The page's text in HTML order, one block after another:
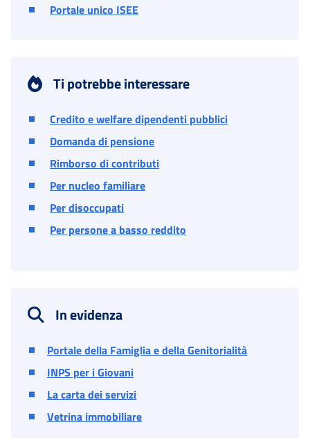
Portale unico ISEE
Ti potrebbe interessare
Credito e welfare dipendenti pubblici
Domanda di pensione
Rimborso di contributi
Per nucleo familiare
Per disoccupati
Per persone a basso reddito
In evidenza
Portale della Famiglia e della Genitorialità
INPS per i Giovani
La carta dei servizi
Vetrina immobiliare